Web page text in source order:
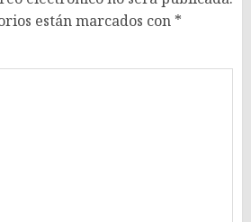
están marcados con *